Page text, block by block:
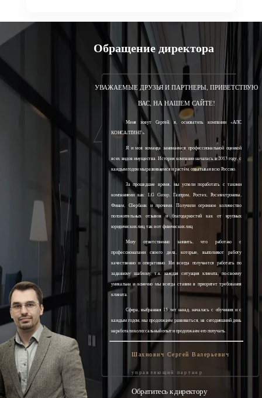
Обращение директора
УВАЖАЕМЫЕ ДРУЗЬЯ И ПАРТНЕРЫ, ПРИВЕТСТВУЮ
ВАС, НА НАШЕМ САЙТЕ!
Меня зовут Сергей, я, основатель компании «АЛС
КОНСАЛТИНГ».
Я и моя команда занимаемся профессиональной оценкой
всех видов имущества. История компании началась в 2013 году, с
каждым годом мы развиваемся и растём, охватывая всю Россию.
За прошедшее время, мы успели поработать с такими
компаниями как: LG Group, Газпром, Ростех, Росэлектроника,
Финам, Сбербанк и прочими. Получили огромное количество
положительных отзывов и благодарностей как от крупных
юридических лиц, так и от физических лиц.
Могу ответственно заявить, что работаю с
профессионалами своего дела, которые, выполняют работу
качественно и оперативно. Ни всегда получается работать по
заданному шаблону, т.к. каждая ситуация клиента, по-своему
уникальна и конечно мы всегда ставим в приоритет требования
клиента.
Сфера, выбранная 15 лет назад, началась с обучения и с
каждым годом, мы продолжаем развиваться, на сегодняшний день
наработали колоссальный опыт и продолжаем его получать.
Шахнович Сергей Валерьевич
управляющий партнер
Обратитесь к директору